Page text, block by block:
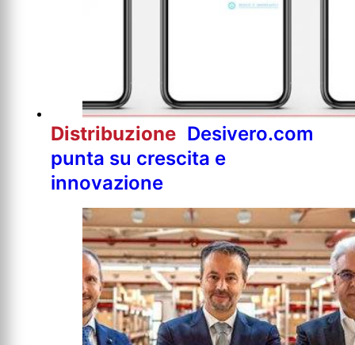
Distribuzione Desivero.com
punta su crescita e
innovazione